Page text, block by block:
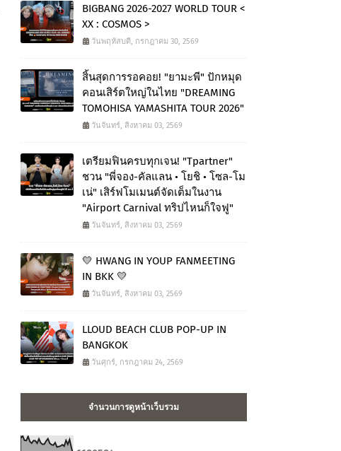
BIGBANG 2026-2027 WORLD TOUR <
XX : COSMOS >
วันพฤหัสบดี, กรกฎาคม 30, 2569
สิ้นสุดการรอคอย! "ยามะพี" ปักหมุด
คอนเสิร์ตใหญ่ในไทย "DREAMING
TOMOHISA YAMASHITA TOUR 2026"
วันจันทร์, สิงหาคม 03, 2569
เตรียมฟินครบทุกเจน! "Tpartner"
ชวน "พี่จอง-คัลแลน • โยชิ • โซล-โม
เน่" เสิร์ฟโมเมนต์จัดเต็มในงาน
"Airport Carnival ทริปไหนก็ใจฟู"
วันจันทร์, สิงหาคม 03, 2569
💛 HWANG IN YOUP FANMEETING
IN BKK 💛
วันจันทร์, สิงหาคม 03, 2569
LLOUD BEACH CLUB POP-UP IN
BANGKOK
วันศุกร์, กรกฎาคม 24, 2569
จำนวนการดูหน้าเว็บรวม